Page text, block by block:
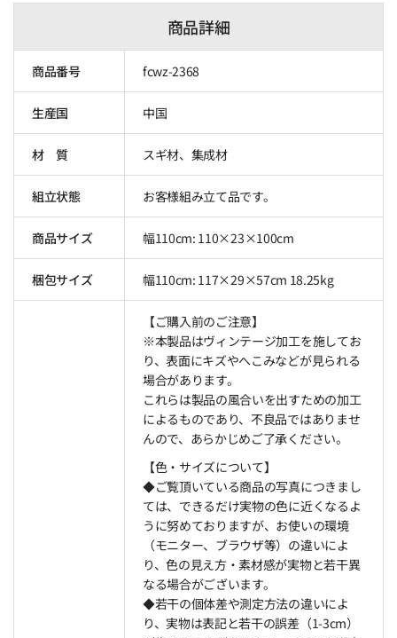
商品詳細
商品番号 fcwz-2368
生産国 中国
材 質 スギ材、集成材
組立状態 お客様組み立て品です。
商品サイズ 幅110cm: 110×23×100cm
梱包サイズ 幅110cm: 117×29×57cm 18.25kg
【ご購入前のご注意】
※本製品はヴィンテージ加工を施してお
り、表面にキズやへこみなどが見られる
場合があります。
これらは製品の風合いを出すための加工
によるものであり、不良品ではありませ
んので、あらかじめご了承ください。
【色・サイズについて】
◆ご覧頂いている商品の写真につきまし
ては、できるだけ実物の色に近くなるよ
うに努めておりますが、お使いの環境
（モニター、ブラウザ等）の違いによ
り、色の見え方・素材感が実物と若干異
なる場合がございます。
◆若干の個体差や測定方法の違いによ
り、実物は表記と若干の誤差（1-3cm）